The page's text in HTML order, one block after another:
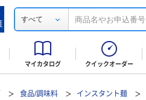
すべて
マイカタログ クイックオーダー
食品/調味料 インスタント麺